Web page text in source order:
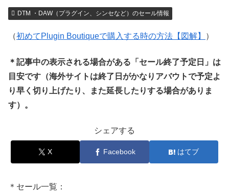
DTM ・DAW（プラグイン、シンセなど）のセール情報
（初めてPlugin Boutiqueで購入する時の方法【図解】 ）
＊記事中の表示される場合がある「セール終了予定日」は
目安です（海外サイトは終了日がかなりアバウトで予定よ
り早く切り上げたり、また延長したりする場合がありま
す）。
シェアする
X Facebook はてブ
＊セール一覧：